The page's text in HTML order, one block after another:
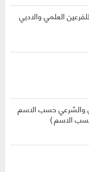
والشرعي حسب الاسم